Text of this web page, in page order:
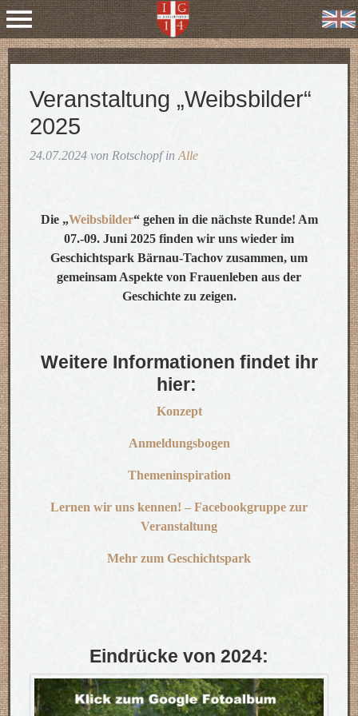
Veranstaltung „Weibsbilder“
2025
24.07.2024 von Rotschopf in Alle
Die „Weibsbilder“ gehen in die nächste Runde! Am
07.-09. Juni 2025 finden wir uns wieder im
Geschichtspark Bärnau-Tachov zusammen, um
gemeinsam Aspekte von Frauenleben aus der
Geschichte zu zeigen.
Weitere Informationen findet ihr
hier:
Konzept
Anmeldungsbogen
Themeninspiration
Lernen wir uns kennen! – Facebookgruppe zur
Veranstaltung
Mehr zum Geschichtspark
Eindrücke von 2024: